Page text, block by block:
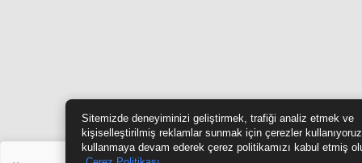
Sitemizde deneyiminizi geliştirmek, trafiği analiz etmek ve
kişiselleştirilmiş reklamlar sunmak için çerezler
kullanmaya devam ederek çerez politikamızı kabul etmiş